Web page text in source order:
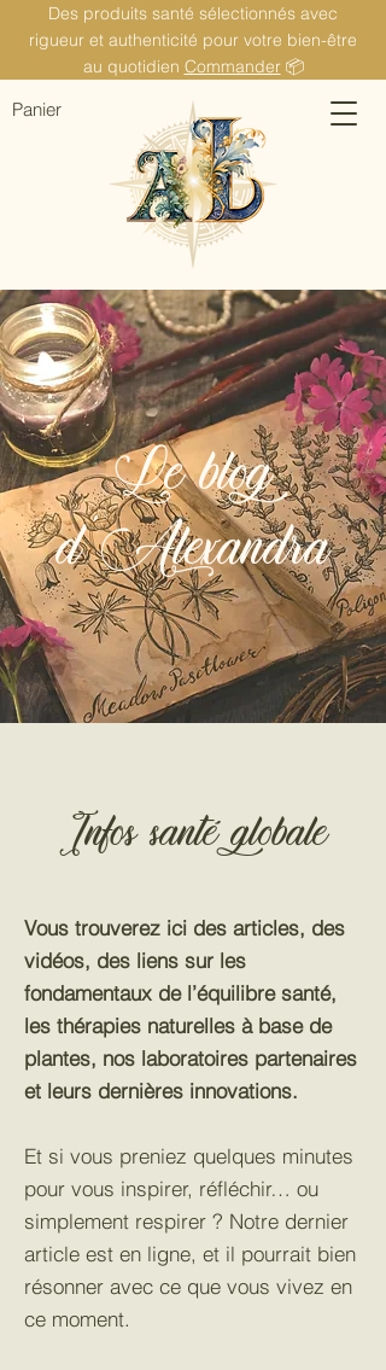
Des produits santé sélectionnés avec
rigueur et authenticité pour votre bien-être
au quotidien Commander 📦
Panier
Le blog
d'Alexandra
Infos santé globale
Vous trouverez ici des articles, des
vidéos, des liens sur les
fondamentaux de l’équilibre santé,
les thérapies naturelles à base de
plantes, nos laboratoires partenaires
et leurs dernières innovations.
Et si vous preniez quelques minutes
pour vous inspirer, réfléchir… ou
simplement respirer ? Notre dernier
article est en ligne, et il pourrait bien
résonner avec ce que vous vivez en
ce moment.